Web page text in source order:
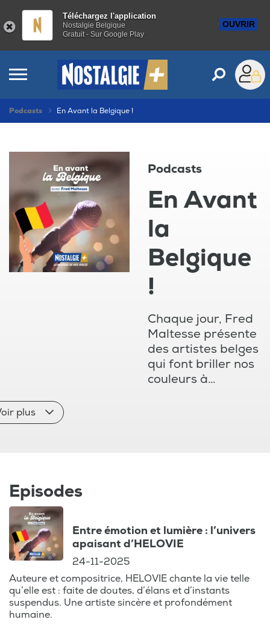
Téléchargez l'application
Nostalgie Belgique
Gratuit - Sur Google Play
OUVRIR
Podcasts En Avant la Belgique !
Podcasts
En Avant
la
Belgique
!
Chaque jour, Fred
Maltesse présente
des artistes belges
qui font briller nos
couleurs à
plus
Episodes
Entre émotion et lumière : l’univers
apaisant d’HELOVIE
24-11-2025
Auteure et compositrice, HELOVIE chante la vie telle
qu’elle est : faite de doutes, d’élans et d’instants
suspendus. Une artiste sincère et profondément
humaine.